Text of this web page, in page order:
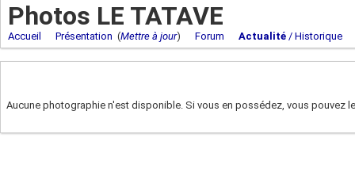
Photos LE TATAVE
Accueil Présentation (Mettre à jour) Forum Actualité / Historique
Aucune photographie n'est disponible. Si vous en possédez, vous pouvez